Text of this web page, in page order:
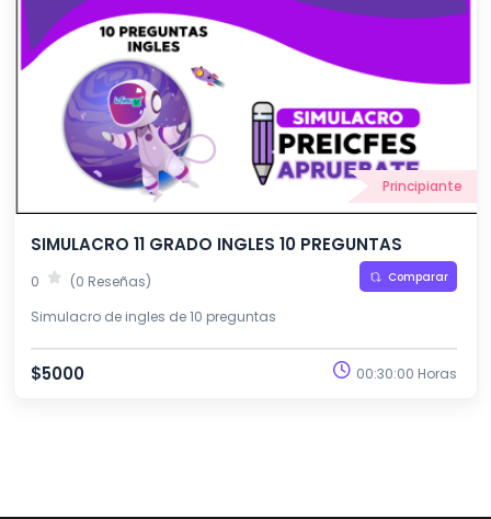
Principiante
SIMULACRO 11 GRADO INGLES 10 PREGUNTAS
0 (0 Reseñas) Comparar
Simulacro de ingles de 10 preguntas
$5000 00:30:00 Horas